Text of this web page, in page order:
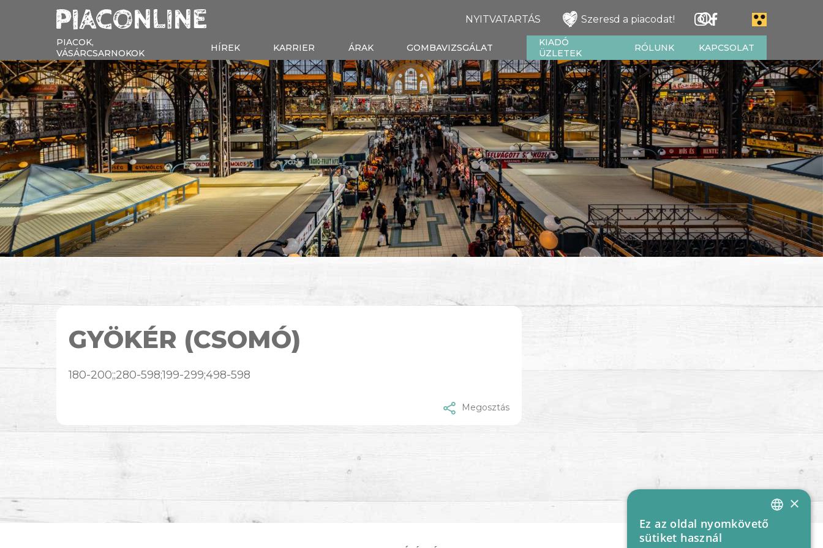
NYITVATARTÁS Szeresd a piacodat!
PIACOK,
VÁSÁRCSARNOKOK
HÍREK KARRIER ÁRAK GOMBAVIZSGÁLAT
KIADÓ
ÜZLETEK
RÓLUNK KAPCSOLAT
GYÖKÉR (CSOMÓ)
180-200;;280-598;199-299;498-598
Megosztás
HUNGARIAN
×
Ez az oldal nyomkövető
sütiket használ